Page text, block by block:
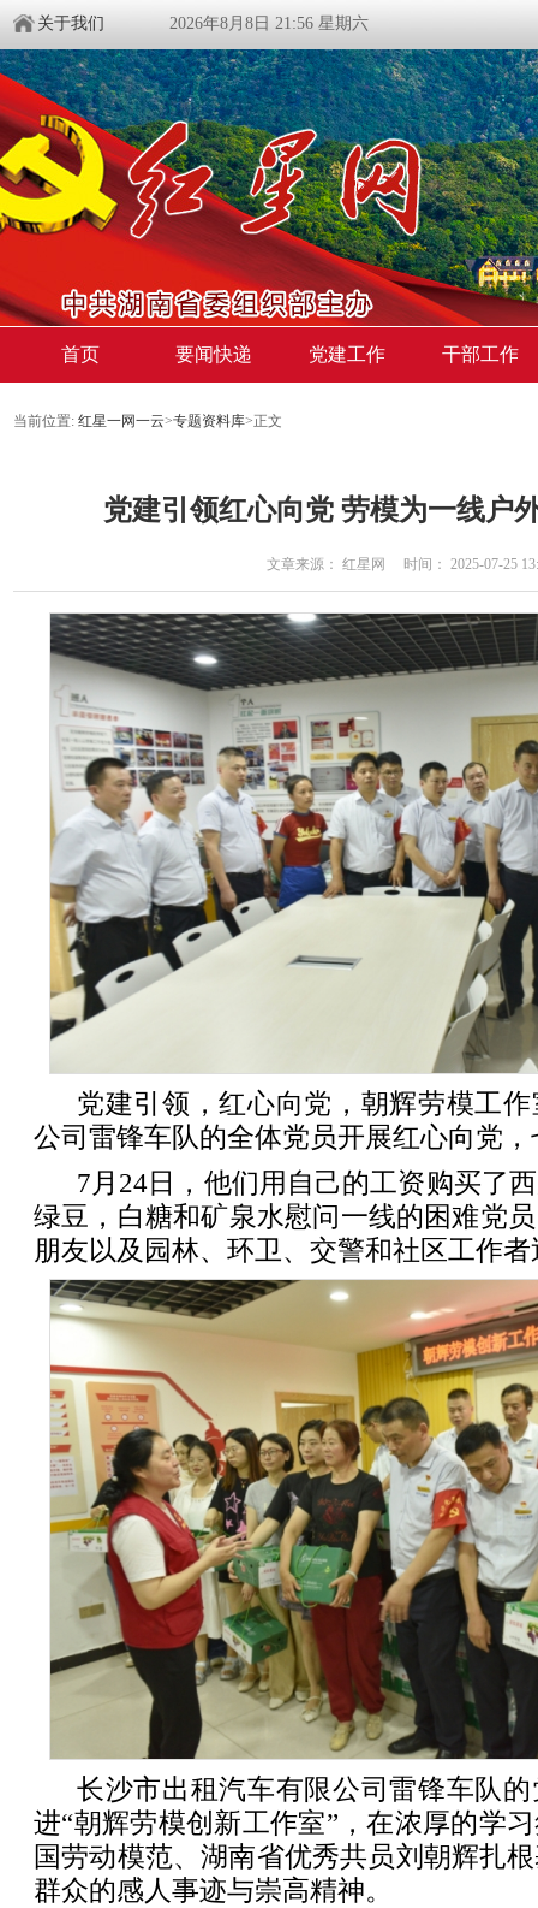
关于我们 2026年8月8日 21:56 星期六
首页 要闻快递 党建工作 干部工作
当前位置: 红星一网一云>专题资料库>正文
党建引领红心向党 劳模为一线户
文章来源： 红星网 时间： 2025-07-25
党建引领，红心向党，朝辉劳模工
公司雷锋车队的全体党员开展红心向党
7月24日，他们用自己的工资购买了
绿豆，白糖和矿泉水慰问一线的困难党
朋友以及园林、环卫、交警和社区工作
长沙市出租汽车有限公司雷锋车队
进“朝辉劳模创新工作室”，在浓厚的学
国劳动模范、湖南省优秀共员刘朝辉扎
群众的感人事迹与崇高精神。